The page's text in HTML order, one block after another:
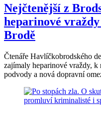
Nejčtenější z
heparinové
Brodě
Čtenáře Havlíčkobrodského
zajímaly heparinové vraždy,
podvody a nová dopravní